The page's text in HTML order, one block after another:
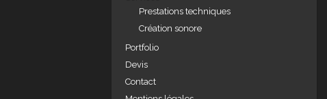
Prestations techniques
Création sonore
Portfolio
Devis
Contact